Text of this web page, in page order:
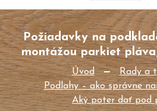
Požiadavky na
montážou parkiet
Úvod
Rady a
Podlahy – ako správne
Aký poter dať pod